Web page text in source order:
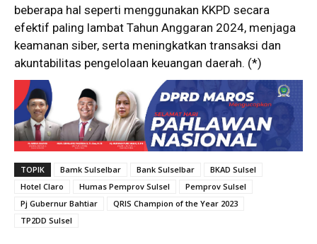
beberapa hal seperti menggunakan KKPD secara
efektif paling lambat Tahun Anggaran 2024, menjaga
keamanan siber, serta meningkatkan transaksi dan
akuntabilitas pengelolaan keuangan daerah. (*)
TOPIK Bamk Sulselbar Bank Sulselbar
BKAD Sulsel
Hotel Claro
Humas Pemprov Sulsel
Pemprov Sulsel
Pj Gubernur Bahtiar
QRIS Champion of the Year 2023
TP2DD Sulsel